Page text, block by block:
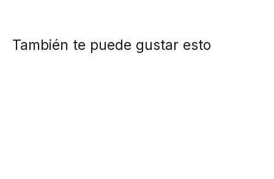
También te puede gustar esto